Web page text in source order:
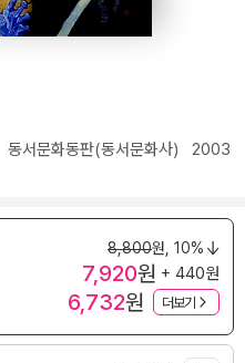
동서문화동판(동서문화사) 2003
8,800원, 10%
7,920원 + 440원
6,732원 더보기